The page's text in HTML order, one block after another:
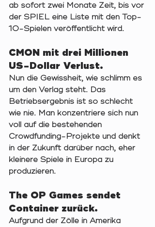
ab sofort zwei Monate Zeit, bis vor
der SPIEL eine Liste mit den Top-
10-Spielen veröffentlicht wird.
CMON mit drei Millionen
US-Dollar Verlust.
Nun die Gewissheit, wie schlimm es
um den Verlag steht. Das
Betriebsergebnis ist so schlecht
wie nie. Man konzentriere sich nun
voll auf die bestehenden
Crowdfunding-Projekte und denkt
in der Zukunft darüber nach, eher
kleinere Spiele in Europa zu
produzieren.
The OP Games sendet
Container zurück.
Aufgrund der Zölle in Amerika